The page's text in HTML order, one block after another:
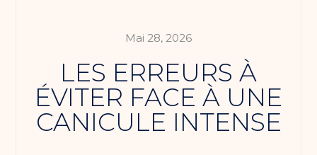
Mai 28, 2026
LES ERREURS À
ÉVITER FACE À UNE
CANICULE INTENSE